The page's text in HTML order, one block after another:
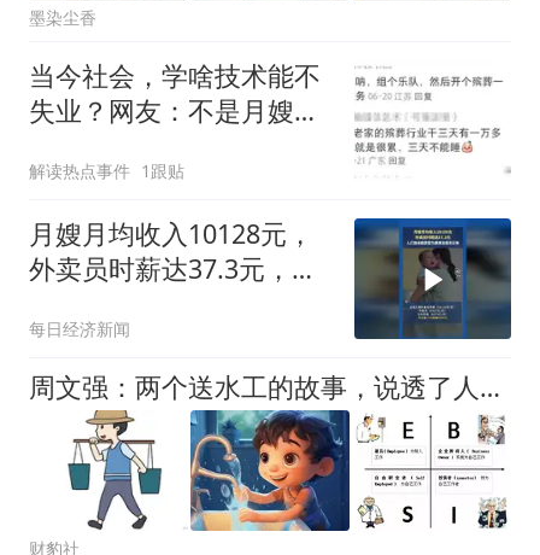
墨染尘香
当今社会，学啥技术能不
失业？网友：不是月嫂，
解读热点事件 1跟贴
月嫂月均收入10128元，
外卖员时薪达37.3元，人
务买单
每日经济新闻
周文强：两个送水工的故事，说透了人的四个象限
财豹社